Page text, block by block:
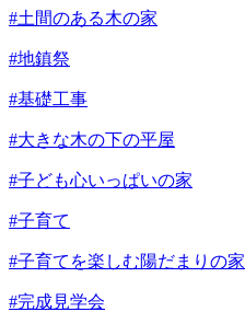
#土間のある木の家
#地鎮祭
#基礎工事
#大きな木の下の平屋
#子ども心いっぱいの家
#子育て
#子育てを楽しむ陽だまりの家
#完成見学会